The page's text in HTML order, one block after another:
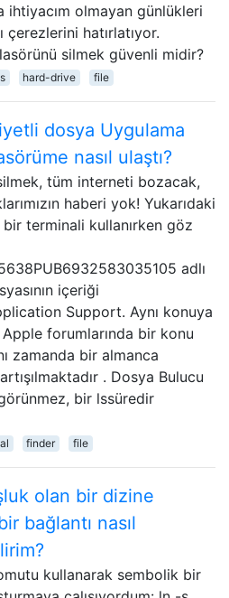
ihtiyacım olmayan günlükleri
çerezlerini hatırlatıyor.
silmek güvenli midir?
hard-drive file
dosya Uygulama
nasıl ulaştı?
tüm interneti bozacak,
haberi yok! Yukarıdaki
bir terminali kullanırken göz
adlı
içeriği
Support. Aynı konuya
forumlarında bir konu
zamanda bir almanca
. Dosya Bulucu
bir lssüredir
finder file
olan bir dizine
bağlantı nasıl
kullanarak sembolik bir